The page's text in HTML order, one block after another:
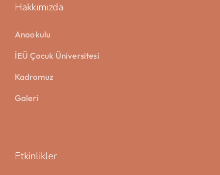
Hakkımızda
Anaokulu
İEÜ Çocuk Üniversitesi
Kadromuz
Galeri
Etkinlikler